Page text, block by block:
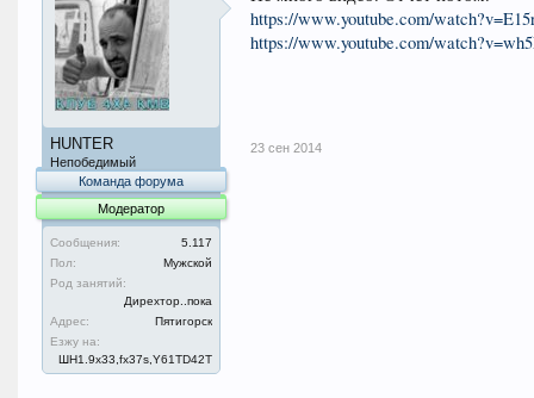
HUNTER
Непобедимый
Команда форума
Модератор
Сообщения:
5.117
Пол:
Мужской
Род занятий:
Дирехтор..пока
Адрес:
Пятигорск
Езжу на:
ШН1.9x33,fx37s,Y61TD42T
https://www.youtube.com/
https://www.youtube.com/
23 сен 2014